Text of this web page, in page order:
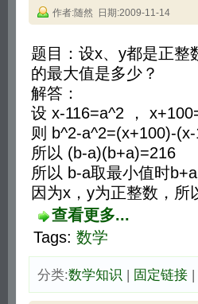
作者:随然 日期:2009-11-14
题目：设x、y都是正整
的最大值是多少？
解答：
设 x-116=a^2 ，
则 b^2-a^2=(x+100)-
所以 (b-a)(b+a)=216
所以 b-a取最小值时
因为x，y为正整数，所
查看更多...
Tags: 数学
分类:数学知识 | 固定链接|